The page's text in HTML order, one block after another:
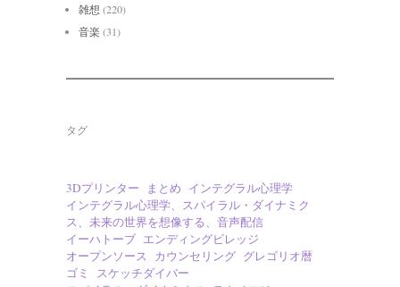
雑想 (220)
音楽 (31)
タグ
3Dプリンター まとめ インテグラル心理学
インテグラル心理学、スパイラル・ダイナミク
ス、未来の世界を想像する、音声配信
イーハトーブ エンディングビレッジ
オープンソース
カウンセリング グレゴリオ暦
ゴミ
スケッチダイバー